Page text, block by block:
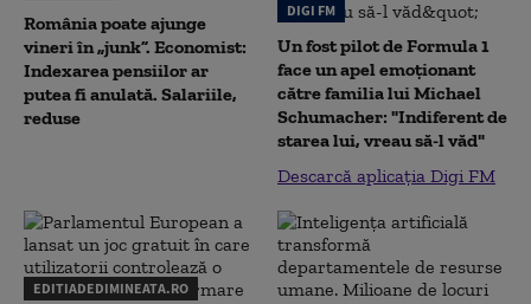
România poate ajunge
vineri în „junk”. Economist:
Indexarea pensiilor ar
putea fi anulată. Salariile,
reduse
DIGI FM
Un fost pilot de Formula 1
face un apel emoționant
către familia lui Michael
Schumacher: "Indiferent de
starea lui, vreau să-l văd"
Descarcă aplicația Digi FM
EDITIADEDIMINEATA.RO